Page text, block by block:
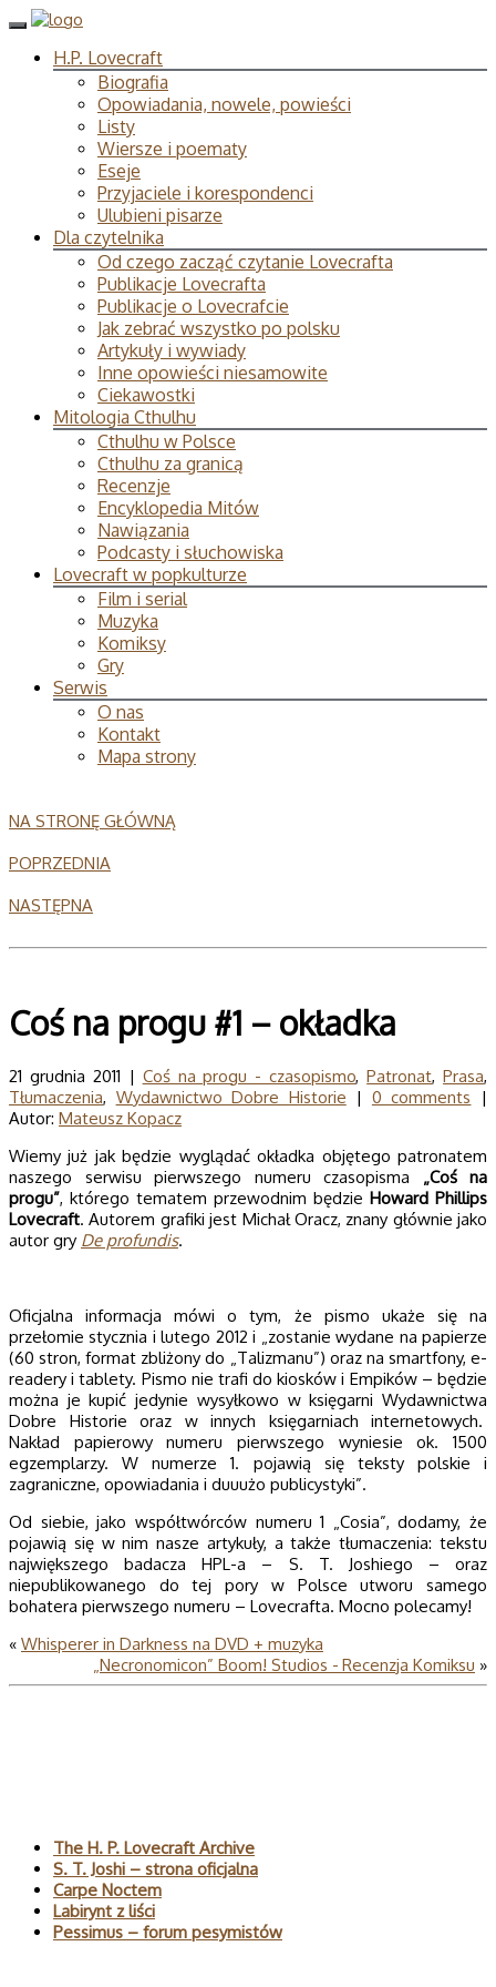
H.P. Lovecraft
Biografia
Opowiadania, nowele, powieści
Listy
Wiersze i poematy
Eseje
Przyjaciele i korespondenci
Ulubieni pisarze
Dla czytelnika
Od czego zacząć czytanie Lovecrafta
Publikacje Lovecrafta
Publikacje o Lovecrafcie
Jak zebrać wszystko po polsku
Artykuły i wywiady
Inne opowieści niesamowite
Ciekawostki
Mitologia Cthulhu
Cthulhu w Polsce
Cthulhu za granicą
Recenzje
Encyklopedia Mitów
Nawiązania
Podcasty i słuchowiska
Lovecraft w popkulturze
Film i serial
Muzyka
Komiksy
Gry
Serwis
O nas
Kontakt
Mapa strony
NA STRONĘ GŁÓWNĄ
POPRZEDNIA
NASTĘPNA
Coś na progu #1 – okładka
21 grudnia 2011 | Coś na progu - czasopismo,Patronat,Prasa,
Tłumaczenia, Wydawnictwo Dobre Historie | 0 comments |
Autor: Mateusz Kopacz
Wiemy już jak będzie wyglądać okładka objętego patronatem
naszego serwisu pierwszego numeru czasopisma „Coś na
progu”, którego tematem przewodnim będzie Howard Phillips
Lovecraft. Autorem grafiki jest Michał Oracz, znany głównie jako
autor gry De profundis.
Oficjalna informacja mówi o tym, że pismo ukaże się na
przełomie stycznia i lutego 2012 i „zostanie wydane na papierze
(60 stron, format zbliżony do „Talizmanu”) oraz na smartfony, e-
readery i tablety. Pismo nie trafi do kiosków i Empików – będzie
można je kupić jedynie wysyłkowo w księgarni Wydawnictwa
Dobre Historie oraz w innych księgarniach internetowych.
Nakład papierowy numeru pierwszego wyniesie ok. 1500
egzemplarzy. W numerze 1. pojawią się teksty polskie i
zagraniczne, opowiadania i duuużo publicystyki”.
Od siebie, jako współtwórców numeru 1 „Cosia”, dodamy, że
pojawią się w nim nasze artykuły, a także tłumaczenia: tekstu
największego badacza HPL-a – S. T. Joshiego – oraz
niepublikowanego do tej pory w Polsce utworu samego
bohatera pierwszego numeru – Lovecrafta. Mocno polecamy!
« Whisperer in Darkness na DVD + muzyka
„Necronomicon” Boom! Studios - Recenzja Komiksu »
The H. P. Lovecraft Archive
S. T. Joshi – strona oficjalna
Carpe Noctem
Labirynt z liści
Pessimus – forum pesymistów